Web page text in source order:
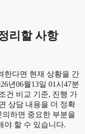
리할 사항
한다면 현재 상황을 간
년06월13일 01시47분
건 비교 기준, 진행 가
상담 내용을 더 정확
하면 중요한 부분을
야 할 수 있습니다.